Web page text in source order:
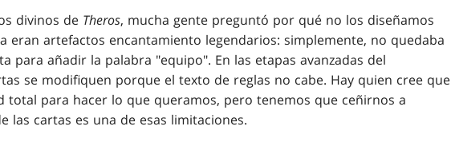
divinos de Theros, mucha gente preguntó por qué no los diseñamos
eran artefactos encantamiento legendarios: simplemente, no quedaba
para añadir la palabra "equipo". En las etapas avanzadas del
se modifiquen porque el texto de reglas no cabe. Hay quien cree que
total para hacer lo que queramos, pero tenemos que ceñirnos a
las cartas es una de esas limitaciones.